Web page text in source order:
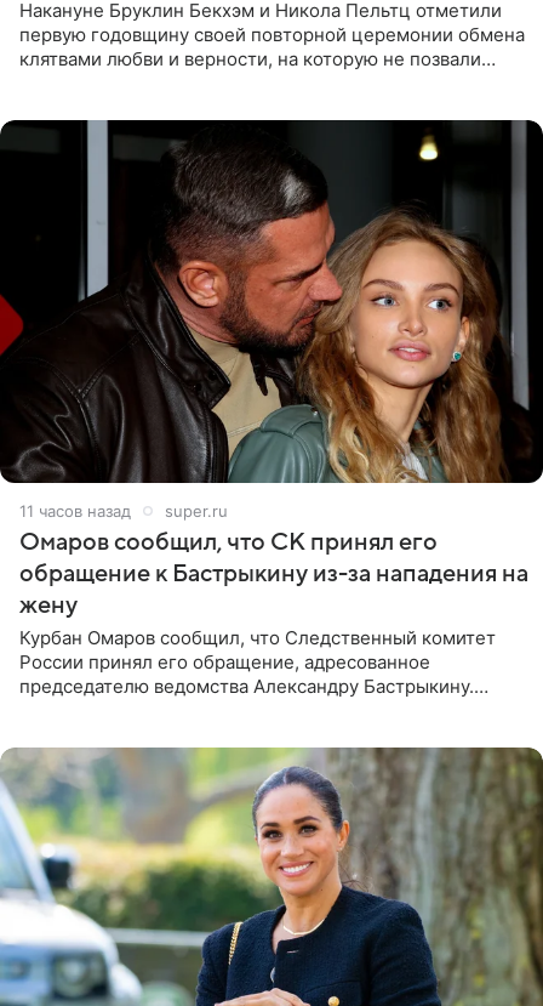
Накануне Бруклин Бекхэм и Никола Пельтц отметили
первую годовщину своей повторной церемонии обмена
клятвами любви и верности, на которую не позвали
11 часов назад super.ru
Омаров сообщил, что СК принял его
обращение к Бастрыкину из-за нападения на
жену
Курбан Омаров сообщил, что Следственный комитет
России принял его обращение, адресованное
председателю ведомства Александру Бастрыкину.